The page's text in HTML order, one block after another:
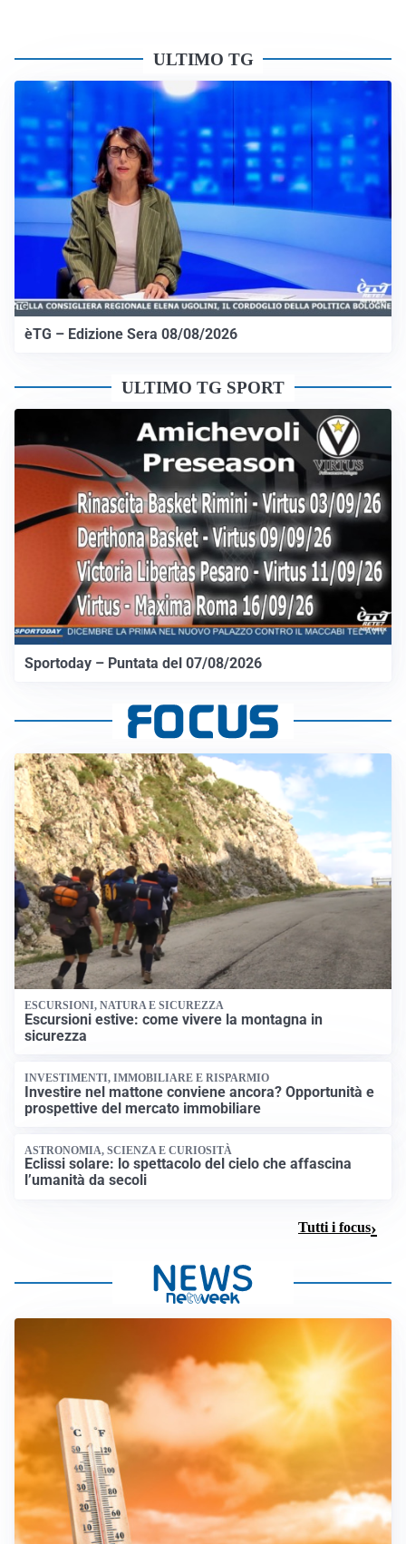
ULTIMO TG
èTG – Edizione Sera 08/08/2026
ULTIMO TG SPORT
Sportoday – Puntata del 07/08/2026
ESCURSIONI, NATURA E SICUREZZA
Escursioni estive: come vivere la montagna in
sicurezza
INVESTIMENTI, IMMOBILIARE E RISPARMIO
Investire nel mattone conviene ancora? Opportunità e
prospettive del mercato immobiliare
ASTRONOMIA, SCIENZA E CURIOSITÀ
Eclissi solare: lo spettacolo del cielo che affascina
l’umanità da secoli
Tutti i focus